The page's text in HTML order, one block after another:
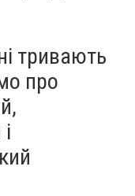
тривають
про